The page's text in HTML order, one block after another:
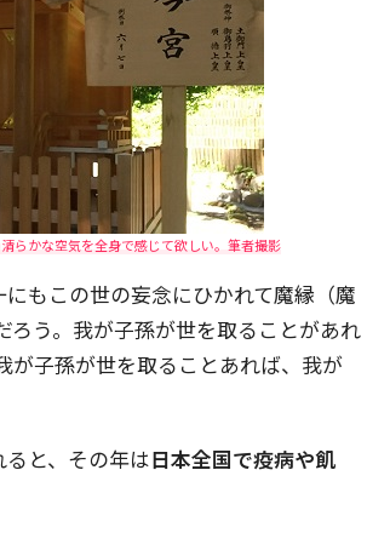
らかな空気を全身で感じて欲しい。筆者撮影
もこの世の妄念にひかれて魔縁（魔
う。我が子孫が世を取ることがあれ
が子孫が世を取ることあれば、我が
と、その年は日本全国で疫病や飢